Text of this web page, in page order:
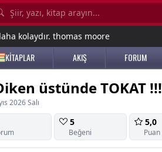
kolaydır. thomas moore
KİTAPLAR AKIŞ FORUM
üstünde TOKAT !!!
2026 Salı
5
Beğeni
5,0
Puan